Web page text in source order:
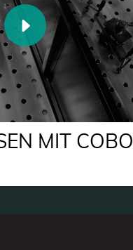
MIT COBOT